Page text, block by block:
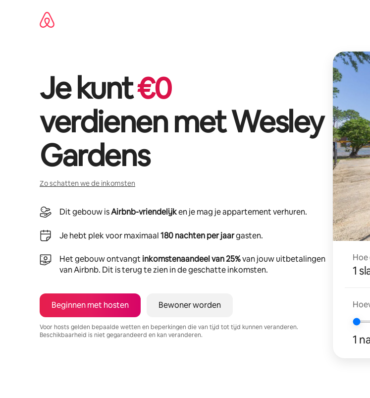
Je kunt€0
verdienen metWesley
Gardens
Zo schatten we de inkomsten
Dit gebouw isAirbnb-vriendelijken je mag je appartement verhuren.
Je hebt plek voor maximaal180 nachten per jaargasten.
Het gebouw ontvangt inkomstenaandeel van 25%van jouw uitbetalingen
van Airbnb. Dit is terug te zien in de geschatte inkomsten.
Beginnen met hosten Bewoner worden
Voor hosts gelden bepaalde wetten en beperkingen die van tijd tot tijd kunnen veranderen.
Beschikbaarheid is niet gegarandeerd en kan veranderen.
1
1